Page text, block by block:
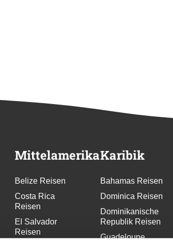
Mittelamerika
Belize Reisen
Costa Rica
Reisen
El Salvador
Reisen
Karibik
Bahamas Reisen
Dominica Reisen
Dominikanische
Republik Reisen
Guadeloupe